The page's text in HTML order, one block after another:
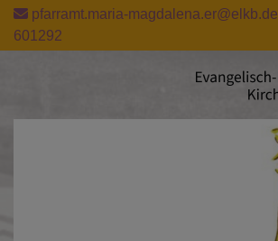
Direkt
zum
Inhalt
pfarramt.maria-magdalena.er@elkb.de
601292